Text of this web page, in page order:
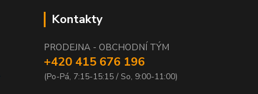
Kontakty
PRODEJNA - OBCHODNÍ TÝM
+420 415 676 196
(Po-Pá, 7:15-15:15 / So, 9:00-11:00)